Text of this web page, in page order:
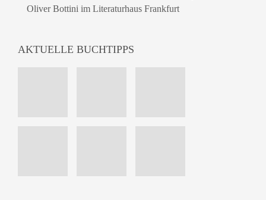
Oliver Bottini im Literaturhaus Frankfurt
AKTUELLE BUCHTIPPS